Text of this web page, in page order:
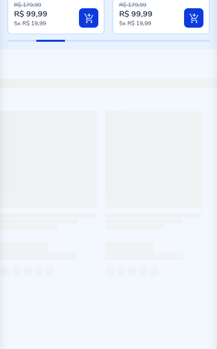
Preço
especial
R$ 99,99
R$ 179,99
5x R$ 19,99 Preço
especial
R$ 99,99
R$ 179,99
5x R$ 19,99